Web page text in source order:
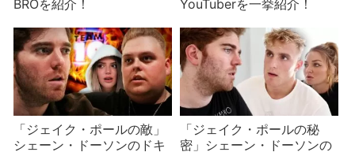
BROを紹介！
YouTuberを一挙紹介！
「ジェイク・ポールの敵」
シェーン・ドーソンのドキ
「ジェイク・ポールの秘
密」シェーン・ドーソンの